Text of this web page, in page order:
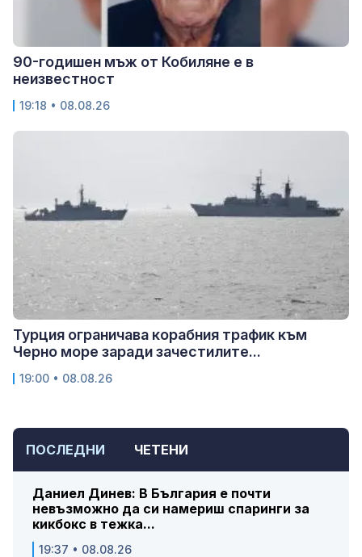
ПОСЛЕДНИ ЧЕТЕНИ
Даниел Динев: В България е почти
невъзможно да си намериш спаринги за
кикбокс в тежка...
19:37 • 08.08.26
90-годишен мъж от Кобиляне е в
неизвестност
19:18 • 08.08.26
Турция ограничава корабния трафик към
Черно море заради зачестилите...
19:00 • 08.08.26